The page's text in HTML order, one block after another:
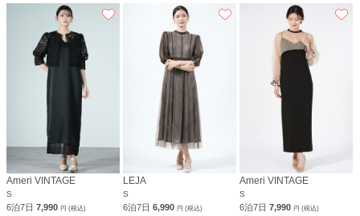
Ameri VINTAGE
S
6泊7日 7,990 円 (税込)
LEJA
S
6泊7日6,990円 (税込)
Ameri VINTAGE
S
6泊7日7,990円 (税込)